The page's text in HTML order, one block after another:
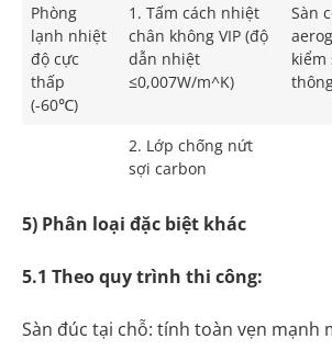
Phòng
lạnh nhiệt
độ cực
thấp
(-60℃)
1. Tấm cách nhiệt
chân không VIP (độ
dẫn nhiệt
≤0,007W/m^K)
Sàn
kiểm
2. Lớp chống nứt
sợi carbon
5) Phân loại đặc biệt khác
5.1 Theo quy trình thi công:
Sàn đúc tại chỗ: tính toàn vẹn mạnh